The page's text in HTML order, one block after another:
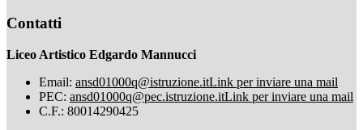
Contatti
Liceo Artistico Edgardo Mannucci
Email: ansd01000q@istruzione.itLink per inviare una mail
PEC: ansd01000q@pec.istruzione.itLink per inviare una mail
C.F.: 80014290425